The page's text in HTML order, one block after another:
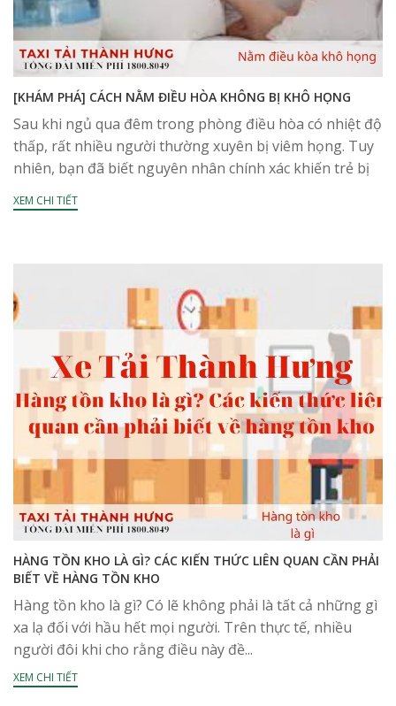
[KHÁM PHÁ] CÁCH NẰM ĐIỀU HÒA KHÔNG BỊ KHÔ HỌNG
Sau khi ngủ qua đêm trong phòng điều hòa có nhiệt độ
thấp, rất nhiều người thường xuyên bị viêm họng. Tuy
nhiên, bạn đã biết nguyên nhân chính xác khiến trẻ bị
XEM CHI TIẾT
HÀNG TỒN KHO LÀ GÌ? CÁC KIẾN THỨC LIÊN QUAN CẦN PHẢI
BIẾT VỀ HÀNG TỒN KHO
Hàng tồn kho là gì? Có lẽ không phải là tất cả những gì
xa lạ đối với hầu hết mọi người. Trên thực tế, nhiều
người đôi khi cho rằng điều này đề...
XEM CHI TIẾT